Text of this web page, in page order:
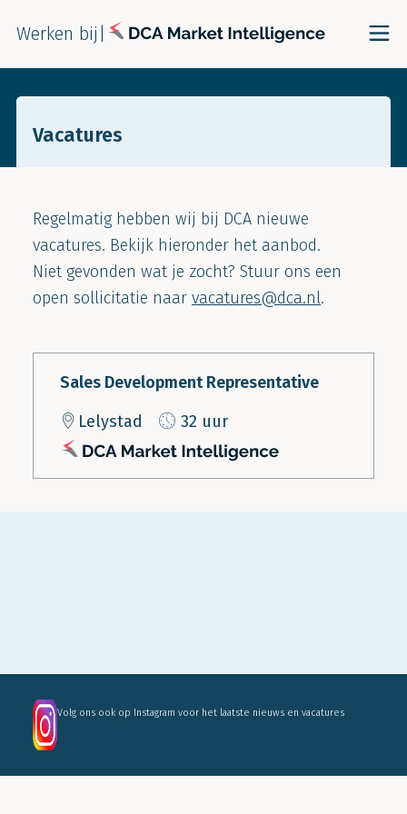
Werken bij
Vacatures
Regelmatig hebben wij bij DCA nieuwe
vacatures. Bekijk hieronder het aanbod.
Niet gevonden wat je zocht? Stuur ons een
open sollicitatie naar vacatures@dca.nl.
Sales Development Representative
Lelystad
32 uur
Volg ons ook op Instagram voor het laatste nieuws en vacatures